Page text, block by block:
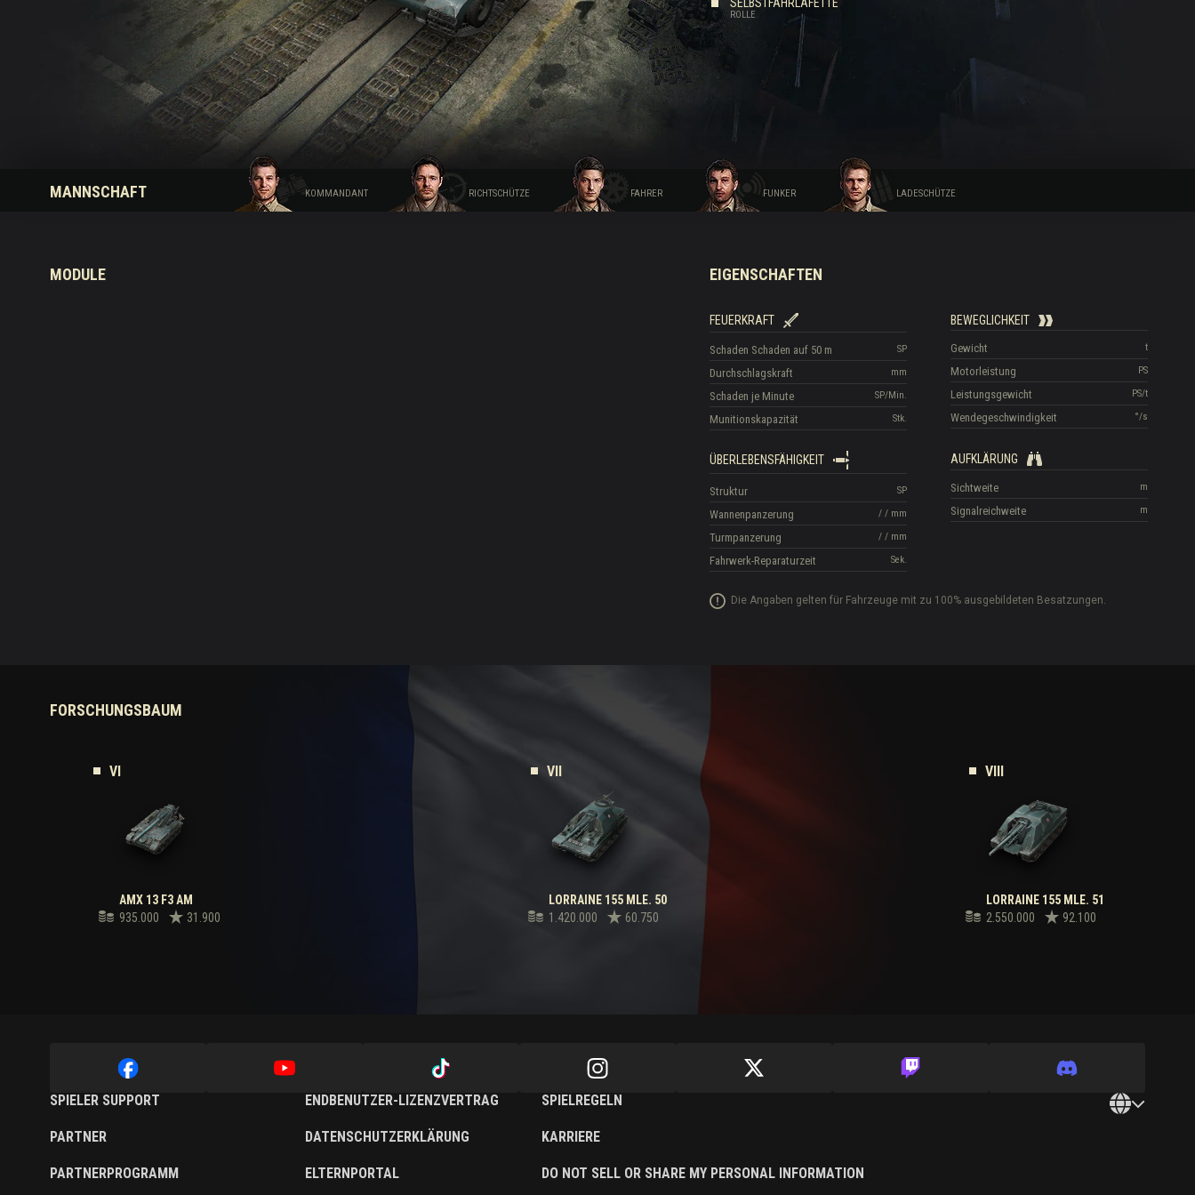
Ratgeber zu Twitch-Drops
ROLLE
MANNSCHAFT KOMMANDANT RICHTSCHÜTZE FAHRER FUNKER LADESCHÜTZE
MODULE EIGENSCHAFTEN
FEUERKRAFT
SP
Schaden Schaden auf 50 m
mm
Durchschlagskraft
SP/Min.
Schaden je Minute
Stk.
Munitionskapazität
BEWEGLICHKEIT
t
Gewicht
PS
Motorleistung
PS/t
Leistungsgewicht
°/s
Wendegeschwindigkeit
ÜBERLEBENSFÄHIGKEIT
SP
Struktur
/ / mm
Wannenpanzerung
/ / mm
Turmpanzerung
Sek.
Fahrwerk-Reparaturzeit
AUFKLÄRUNG
m
Sichtweite
m
Signalreichweite
Die Angaben gelten für Fahrzeuge mit zu 100% ausgebildeten Besatzungen.
FORSCHUNGSBAUM
AMX 13 F3 AM
935.000
31.900
VI
LORRAINE 155 MLE. 50
1.420.000
60.750
VII
LORRAINE 155 MLE. 51
2.550.000
92.100
VIII
SPIELER SUPPORT
PARTNER
PARTNERPROGRAMM
ENDBENUTZER-LIZENZVERTRAG
DATENSCHUTZERKLÄRUNG
ELTERNPORTAL
SPIELREGELN
KARRIERE
DO NOT SELL OR SHARE MY PERSONAL INFORMATION